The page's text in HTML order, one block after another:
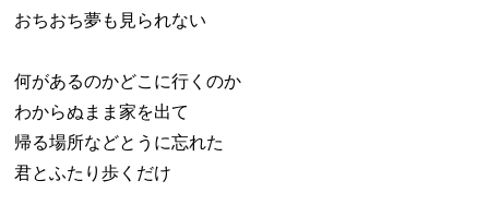
おちおち夢も見られない
何があるのかどこに行くのか
わからぬまま家を出て
帰る場所などとうに忘れた
君とふたり歩くだけ